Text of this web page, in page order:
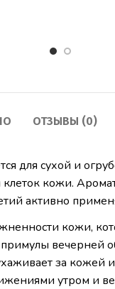
ОТЗЫВЫ (0)
для сухой и
кожи.
активно
кожи,
вечерней
за
утром и